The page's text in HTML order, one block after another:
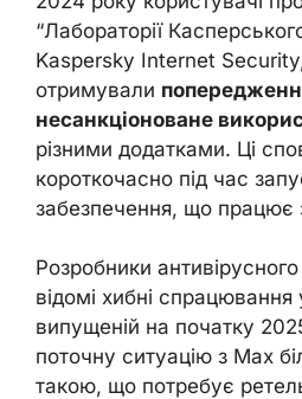
“Лабораторії
Kaspersky Internet
отримували
несанкціоноване
різними додатками. Ці
короткочасно під час
забезпечення, що працює
Розробники
відомі хибні спрацювання
випущеній на початку
поточну ситуацію з Max
такою, що потребує